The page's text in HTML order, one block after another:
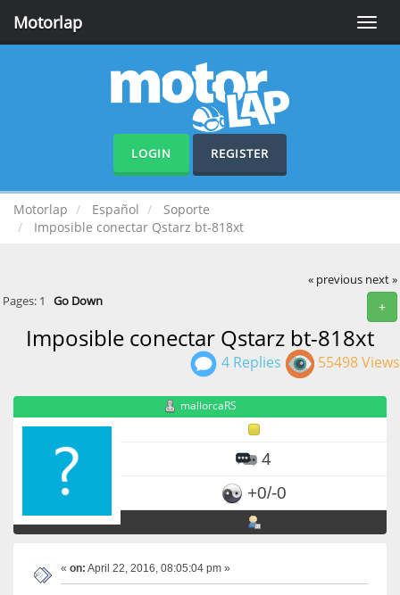
Toggle
Motorlap
LOGIN REGISTER
Motorlap Español
Soporte
Imposible conectar Qstarz bt-818xt
« previous next »
+
Pages: 1 Go Down
Imposible conectar Qstarz bt-818xt
4 Replies 55498 Views
mallorcaRS
4
+0/-0
« on: April 22, 2016, 08:05:04 pm »